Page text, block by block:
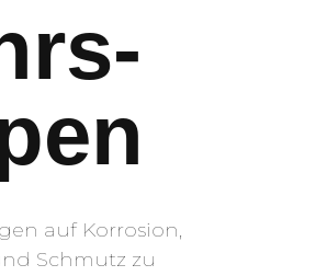
auf Korrosion,
Schmutz zu